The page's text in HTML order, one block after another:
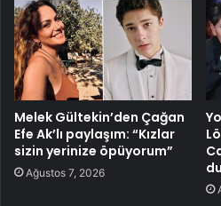
Melek Gültekin’den Çağan
Efe Ak’lı paylaşım: “Kızlar
sizin yerinize öpüyorum”
Ağustos 7, 2026